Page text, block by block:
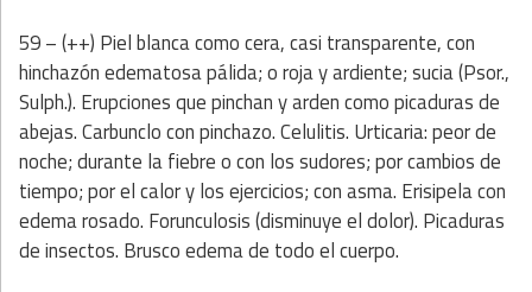
59 – (++) Piel blanca como cera, casi transparente, con
hinchazón edematosa pálida; o roja y ardiente; sucia (Psor.,
Sulph.). Erupciones que pinchan y arden como picaduras de
abejas. Carbunclo con pinchazo. Celulitis. Urticaria: peor de
noche; durante la fiebre o con los sudores; por cambios de
tiempo; por el calor y los ejercicios; con asma. Erisipela con
edema rosado. Forunculosis (disminuye el dolor). Picaduras
de insectos. Brusco edema de todo el cuerpo.